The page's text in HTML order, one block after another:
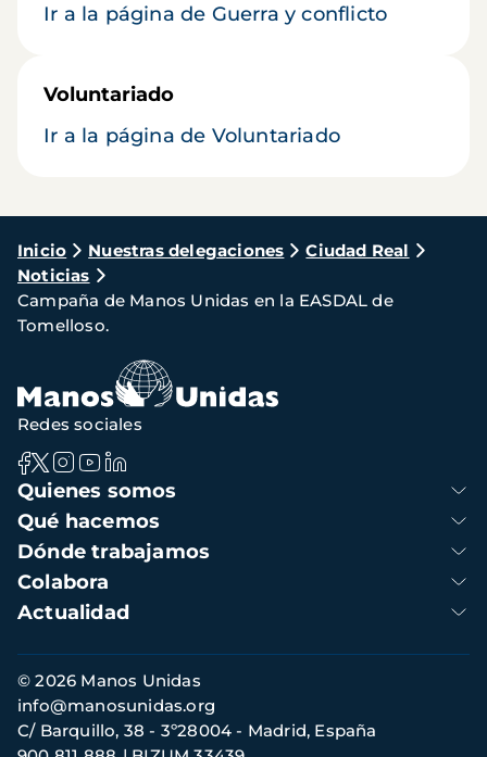
Ir a la página de Guerra y conflicto
Voluntariado
Ir a la página de Voluntariado
Ruta
de
navegación
Inicio Nuestras delegaciones
Ciudad Real
Noticias
Campaña de Manos Unidas en la EASDAL de
Tomelloso.
Navegación
principal
Quienes somos
Qué hacemos
Dónde trabajamos
Colabora
Actualidad
Redes sociales
Información
de
contacto
© 2026 Manos Unidas
C/ Barquillo, 38 - 3º28004 - Madrid, España
info@manosunidas.org